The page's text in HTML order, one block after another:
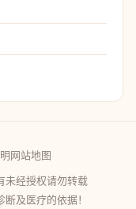
网站地图
未经授权请勿转载
及医疗的依据！